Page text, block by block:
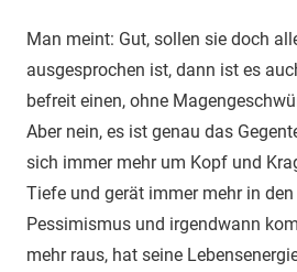
Man meint: Gut, sollen sie doch
ausgesprochen ist, dann ist es
befreit einen, ohne
Aber nein, es ist genau das
sich immer mehr um Kopf und
Tiefe und gerät immer mehr in
Pessimismus und irgendwann
mehr raus, hat seine